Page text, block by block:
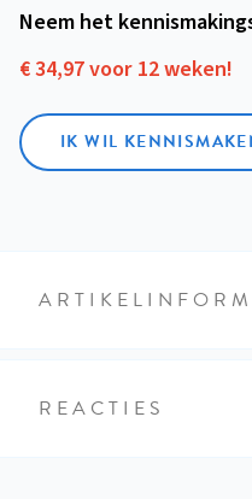
Neem het
€ 34,97 voor 12 weken!
IK WIL
REACTIES